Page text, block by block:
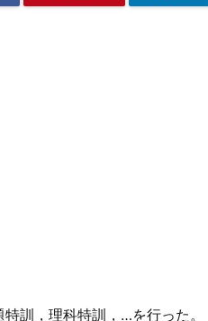
訓，理科特訓，…を行った。